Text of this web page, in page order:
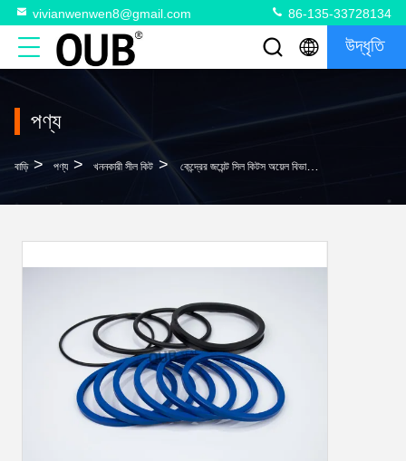
vivianwenwen8@gmail.com 86-135-33728134
উদ্ধৃতি
পণ্য
বাড়ি > পণ্য > খননকারী সীল কিট > কেন্দ্রের জয়েন্ট সিল কিটস অয়েল বিভাজক PC200-2 অয়েল সিল পলিউরেথেন পরিধান-প্রতিরোধী উপাদান